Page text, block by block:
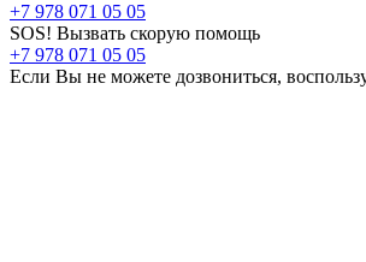
+7 978 071 05 05
SOS! Вызвать скорую помощь
+7 978 071 05 05
Если Вы не можете дозвониться,